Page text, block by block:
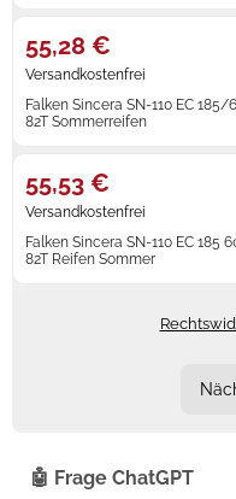
Falken Sincera SN-110 EC 185/
82T Sommerreifen
55,28 €
Versandkostenfrei
Falken Sincera SN-110 EC 185
82T Reifen Sommer
55,53 €
Versandkostenfrei
🤖 Frage ChatGPT